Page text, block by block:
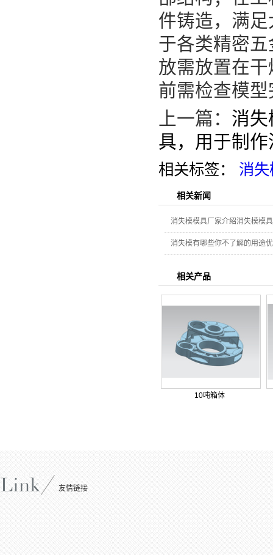
件铸造，满
于各类精密
放需放置在
前需检查模
上一篇： 消失
具，用于制
相关标签： 消失
相关新闻
消失模模具厂家介绍消失模模
消失模有哪些你不了解的用途
相关产品
10吨箱体
友情链接